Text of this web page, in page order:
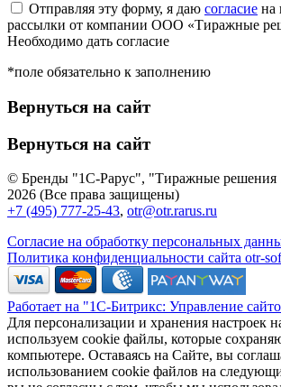
Отправляя эту форму, я даю согласие на
рассылки от компании ООО «Тиражные
Необходимо дать согласие
*поле обязательно к заполнению
Вернуться на сайт
Вернуться на сайт
© Бренды "1С-Рарус", "Тиражные решения
2026 (Все права защищены)
+7 (495) 777-25-43, otr@otr.rarus.ru
Согласие на обработку персональных
Политика конфиденциальности сайта otr-
Работает на "1С-Битрикс: Управление
Для персонализации и хранения настроек
используем cookie файлы, которые
компьютере. Оставаясь на Сайте, вы
использованием cookie файлов на